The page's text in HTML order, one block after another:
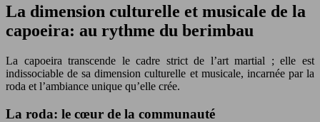
La dimension culturelle et musicale de la
capoeira: au rythme du berimbau
La capoeira transcende le cadre strict de l’art martial ; elle est
indissociable de sa dimension culturelle et musicale, incarnée par la
roda et l’ambiance unique qu’elle crée.
La roda: le cœur de la communauté